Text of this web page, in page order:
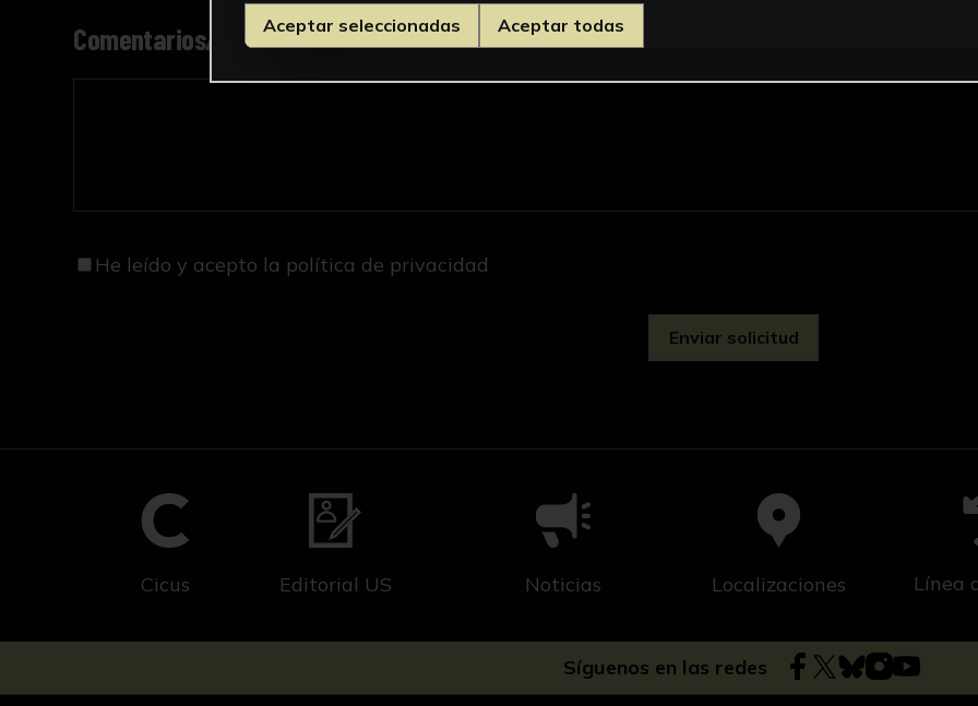
Comentarios/motivo de la solicitud *
He leído y acepto la política de privacidad
Cicus Editorial US Noticias Localizaciones Línea
Síguenos en las redes
Aceptar seleccionadas Aceptar todas